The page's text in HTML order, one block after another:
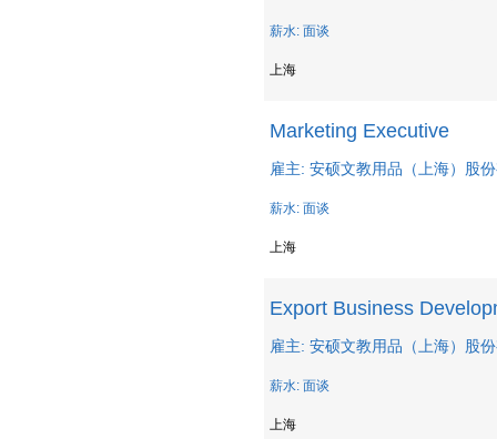
薪水: 面谈
上海
Marketing Executive
雇主: 安硕文教用品（上海）股
薪水: 面谈
上海
Export Business
雇主: 安硕文教用品（上海）股
薪水: 面谈
上海